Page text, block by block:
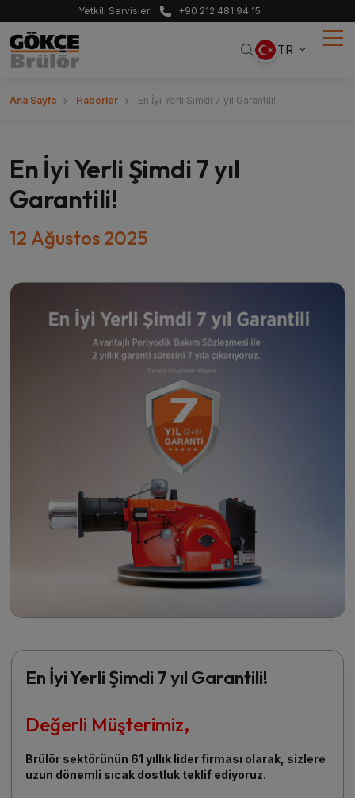
Yetkili Servisler +90 212 481 94 15
TR
Ana Sayfa Haberler En İyi Yerli Şimdi 7 yıl Garantili!
En İyi Yerli Şimdi 7 yıl
Garantili!
12 Ağustos 2025
En İyi Yerli Şimdi 7 yıl Garantili!
Değerli Müşterimiz,
Brülör sektörünün 61 yıllık lider firması olarak, sizlere
uzun dönemli sıcak dostluk teklif ediyoruz.